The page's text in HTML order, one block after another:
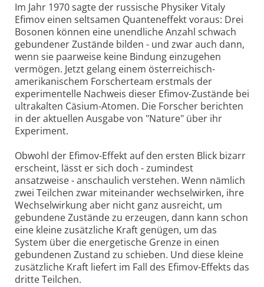
Im Jahr 1970 sagte der russische Physiker Vitaly
Efimov einen seltsamen Quanteneffekt voraus: Drei
Bosonen können eine unendliche Anzahl schwach
gebundener Zustände bilden - und zwar auch dann,
wenn sie paarweise keine Bindung einzugehen
vermögen. Jetzt gelang einem österreichisch-
amerikanischem Forscherteam erstmals der
experimentelle Nachweis dieser Efimov-Zustände bei
ultrakalten Cäsium-Atomen. Die Forscher berichten
in der aktuellen Ausgabe von "Nature" über ihr
Experiment.
Obwohl der Efimov-Effekt auf den ersten Blick bizarr
erscheint, lässt er sich doch - zumindest
ansatzweise - anschaulich verstehen. Wenn nämlich
zwei Teilchen zwar miteinander wechselwirken, ihre
Wechselwirkung aber nicht ganz ausreicht, um
gebundene Zustände zu erzeugen, dann kann schon
eine kleine zusätzliche Kraft genügen, um das
System über die energetische Grenze in einen
gebundenen Zustand zu schieben. Und diese kleine
zusätzliche Kraft liefert im Fall des Efimov-Effekts das
dritte Teilchen.